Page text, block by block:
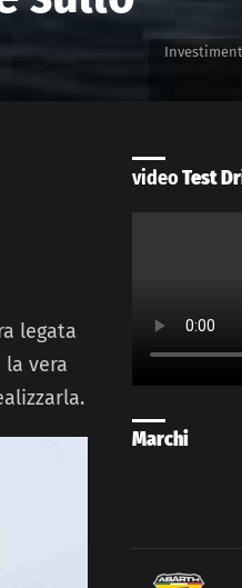
legata
vera
videoTest
Marchi